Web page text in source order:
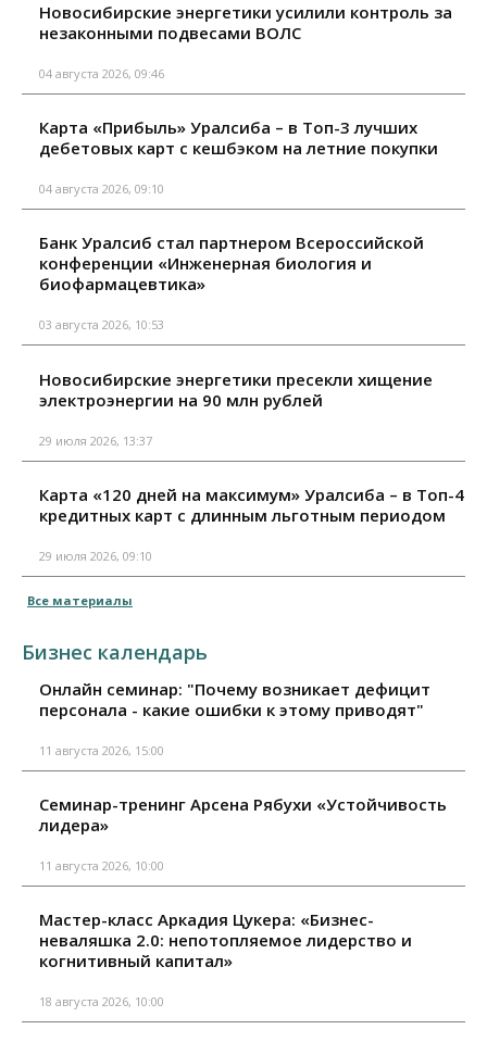
Новосибирские энергетики усилили контроль за
незаконными подвесами ВОЛС
04 августа 2026, 09:46
Карта «Прибыль» Уралсиба – в Топ-3 лучших
дебетовых карт с кешбэком на летние покупки
04 августа 2026, 09:10
Банк Уралсиб стал партнером Всероссийской
конференции «Инженерная биология и
биофармацевтика»
03 августа 2026, 10:53
Новосибирские энергетики пресекли хищение
электроэнергии на 90 млн рублей
29 июля 2026, 13:37
Карта «120 дней на максимум» Уралсиба – в Топ-4
кредитных карт с длинным льготным периодом
29 июля 2026, 09:10
Все материалы
Бизнес календарь
Онлайн семинар: "Почему возникает дефицит
персонала - какие ошибки к этому приводят"
11 августа 2026, 15:00
Семинар-тренинг Арсена Рябухи «Устойчивость
лидера»
11 августа 2026, 10:00
Мастер-класс Аркадия Цукера: «Бизнес-
неваляшка 2.0: непотопляемое лидерство и
когнитивный капитал»
18 августа 2026, 10:00